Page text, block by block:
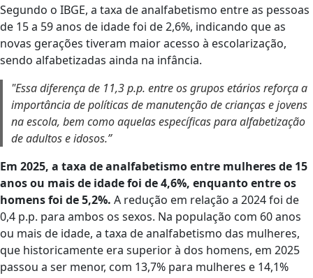
Segundo o IBGE, a taxa de analfabetismo entre as pessoas
de 15 a 59 anos de idade foi de 2,6%, indicando que as
novas gerações tiveram maior acesso à escolarização,
sendo alfabetizadas ainda na infância.
"Essa diferença de 11,3 p.p. entre os grupos etários reforça a
importância de políticas de manutenção de crianças e jovens
na escola, bem como aquelas específicas para alfabetização
de adultos e idosos.”
Em 2025, a taxa de analfabetismo entre mulheres de 15
anos ou mais de idade foi de 4,6%, enquanto entre os
homens foi de 5,2%. A redução em relação a 2024 foi de
0,4 p.p. para ambos os sexos. Na população com 60 anos
ou mais de idade, a taxa de analfabetismo das mulheres,
que historicamente era superior à dos homens, em 2025
passou a ser menor, com 13,7% para mulheres e 14,1%